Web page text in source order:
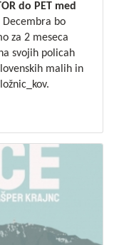
do PET med
Decembra bo
za 2 meseca
svojih policah
malih in